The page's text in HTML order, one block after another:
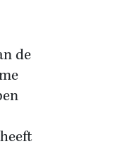
de